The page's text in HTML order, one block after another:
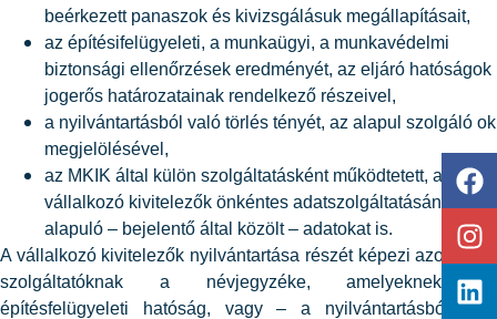
beérkezett panaszok és kivizsgálásuk megállapításait,
az építésifelügyeleti, a munkaügyi, a munkavédelmi
biztonsági ellenőrzések eredményét, az eljáró hatóságok
jogerős határozatainak rendelkező részeivel,
a nyilvántartásból való törlés tényét, az alapul szolgáló ok
megjelölésével,
az MKIK által külön szolgáltatásként működtetett, a
vállalkozó kivitelezők önkéntes adatszolgáltatásán
alapuló – bejelentő által közölt – adatokat is.
A vállalkozó kivitelezők nyilvántartása részét képezi azoknak a
szolgáltatóknak a névjegyzéke, amelyeknek az
építésfelügyeleti hatóság, vagy – a nyilvántartásból való